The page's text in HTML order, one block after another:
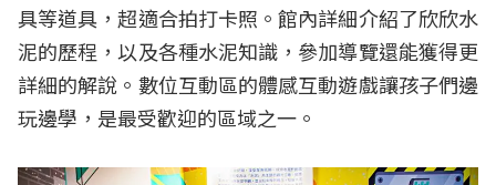
具等道具，超適合拍打卡照。館內詳細介紹了欣欣水
泥的歷程，以及各種水泥知識，參加導覽還能獲得更
詳細的解說。數位互動區的體感互動遊戲讓孩子們邊
玩邊學，是最受歡迎的區域之一。